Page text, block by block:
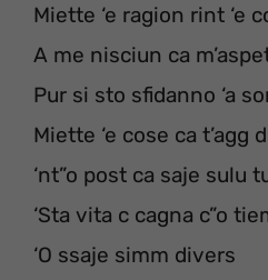
Miette ‘e ragion rint ‘e
A me nisciun ca
Pur si sto sfidanno ‘a
Miette ‘e cose ca t’agg
‘nt”o post ca saje sulu
‘Sta vita c cagna c”o
‘O ssaje simm divers